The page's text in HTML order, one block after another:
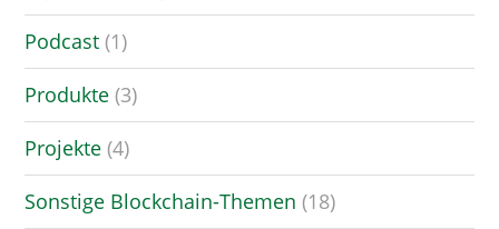
Podcast (1)
Produkte (3)
Projekte (4)
Sonstige Blockchain-Themen (18)